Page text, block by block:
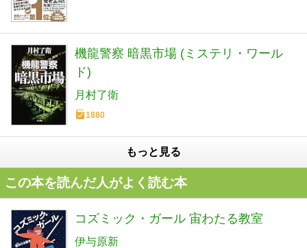
機龍警察 暗黒市場 (ミステリ・ワール
ド)
月村了衛
1880
もっと見る
この本を読んだ人がよく読む本
コズミック・ガール 宙わたる教室
伊与原新